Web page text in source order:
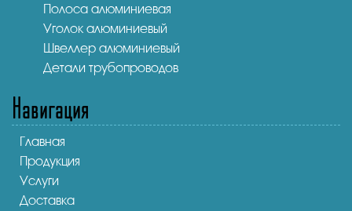
Полоса алюминиевая
Уголок алюминиевый
Швеллер алюминиевый
Детали трубопроводов
Навигация
Главная
Продукция
Услуги
Доставка